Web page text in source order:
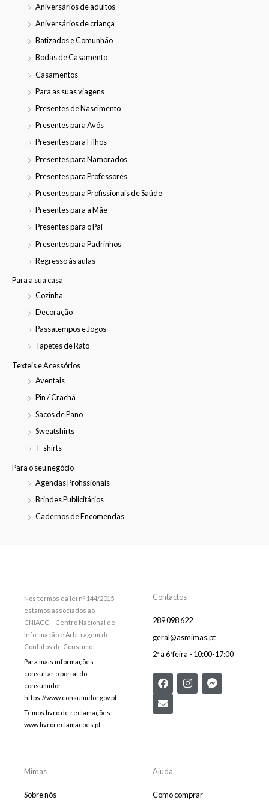
Aniversários de adultos
Aniversários de criança
Batizados e Comunhão
Bodas de Casamento
Casamentos
Para as suas viagens
Presentes de Nascimento
Presentes para Avós
Presentes para Filhos
Presentes para Namorados
Presentes para Professores
Presentes para Profissionais de Saúde
Presentes para a Mãe
Presentes para o Pai
Presentes para Padrinhos
Regresso às aulas
Para a sua casa
Cozinha
Decoração
Passatempos e Jogos
Tapetes de Rato
Texteis e Acessórios
Aventais
Pin / Crachá
Sacos de Pano
Sweatshirts
T-shirts
Para o seu negócio
Agendas Profissionais
Brindes Publicitários
Cadernos de Encomendas
Nos termos da lei nº 144/2015
estamos associados ao
CNIACC – Centro Nacional de
Informação e Arbitragem de
Conflitos de Consumo.
Para mais informações
consultar o portal do
consumidor:
https://www.consumidor.gov.pt
Temos livro de reclamações:
www.livroreclamacoes.pt
Contactos
289 098 622
geral@asmimas.pt
2ª a 6ªfeira - 10:00-17:00
F
a
c
e
I
n
F
a
E
n
v
e
Mimas
Sobre nós
Ajuda
Como comprar